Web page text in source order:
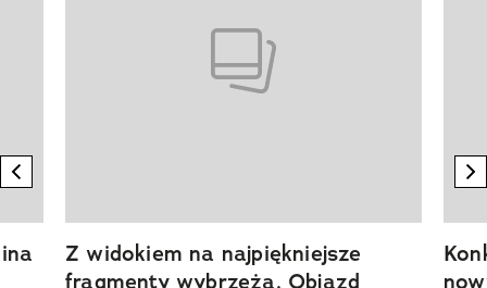
previous element
Z widokiem na najpiękniejsze
fragmenty wybrzeża. Objazd